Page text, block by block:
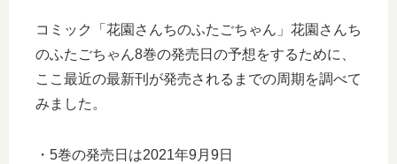
コミック「花園さんちのふたごちゃん」花園さんち
のふたごちゃん8巻の発売日の予想をするために、
ここ最近の最新刊が発売されるまでの周期を調べて
みました。
・5巻の発売日は2021年9月9日